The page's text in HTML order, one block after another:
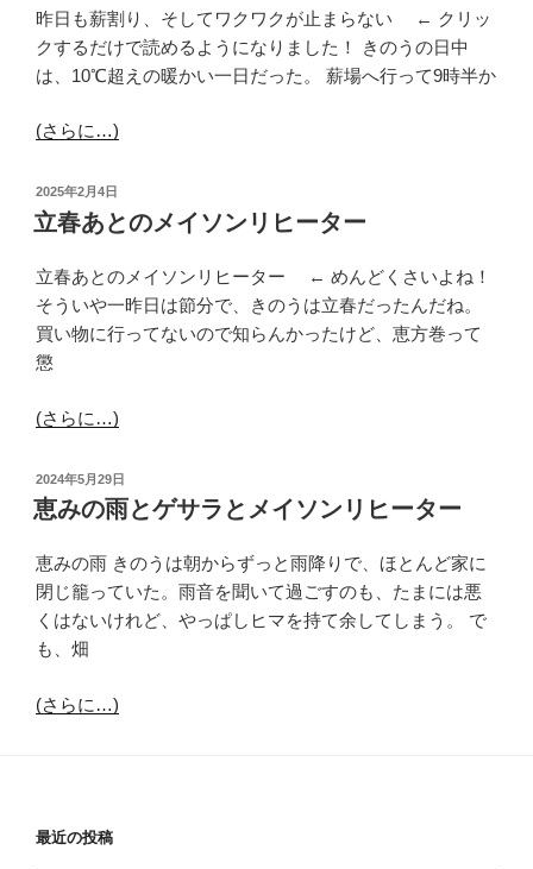
昨日も薪割り、そしてワクワクが止まらない ← クリッ
クするだけで読めるようになりました！ きのうの日中
は、10℃超えの暖かい一日だった。 薪場へ行って9時半か
(さらに…)
投
稿
日:
2025年2月4日
立春あとのメイソンリヒーター
立春あとのメイソンリヒーター ← めんどくさいよね！
そういや一昨日は節分で、きのうは立春だったんだね。
買い物に行ってないので知らんかったけど、恵方巻って
懲
(さらに…)
投
稿
日:
2024年5月29日
恵みの雨とゲサラとメイソンリヒーター
恵みの雨 きのうは朝からずっと雨降りで、ほとんど家に
閉じ籠っていた。雨音を聞いて過ごすのも、たまには悪
くはないけれど、やっぱしヒマを持て余してしまう。 で
も、畑
(さらに…)
最近の投稿